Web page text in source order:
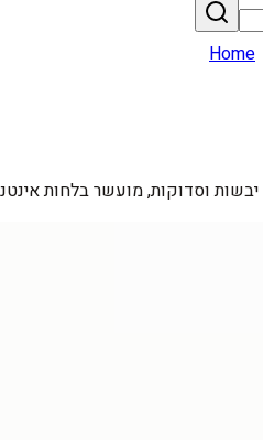
Home
יבשות וסדוקות, מועשר בלחות